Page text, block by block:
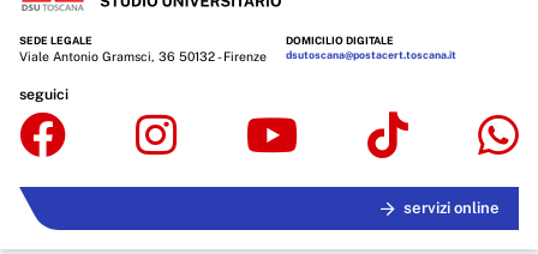
Attuazione misure PNRR
SEDE LEGALE
Viale Antonio Gramsci, 36 50132 - Firenze
DOMICILIO DIGITALE
dsutoscana@postacert.toscana.it
seguici
servizi online